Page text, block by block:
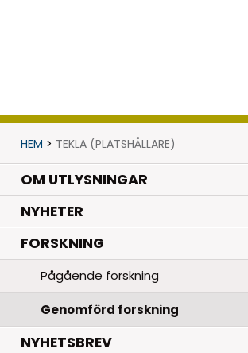
HEM > TEKLA (PLATSHÅLLARE)
OM UTLYSNINGAR
NYHETER.
FORSKNING.
Pågående forskning
Genomförd forskning
NYHETSBREV